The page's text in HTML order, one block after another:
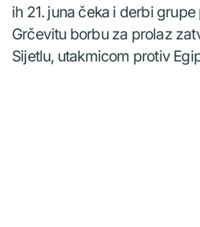
ih 21. juna čeka i derbi
Grčevitu borbu za prolaz
Sijetlu, utakmicom protiv